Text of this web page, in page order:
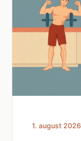
1. august 2026